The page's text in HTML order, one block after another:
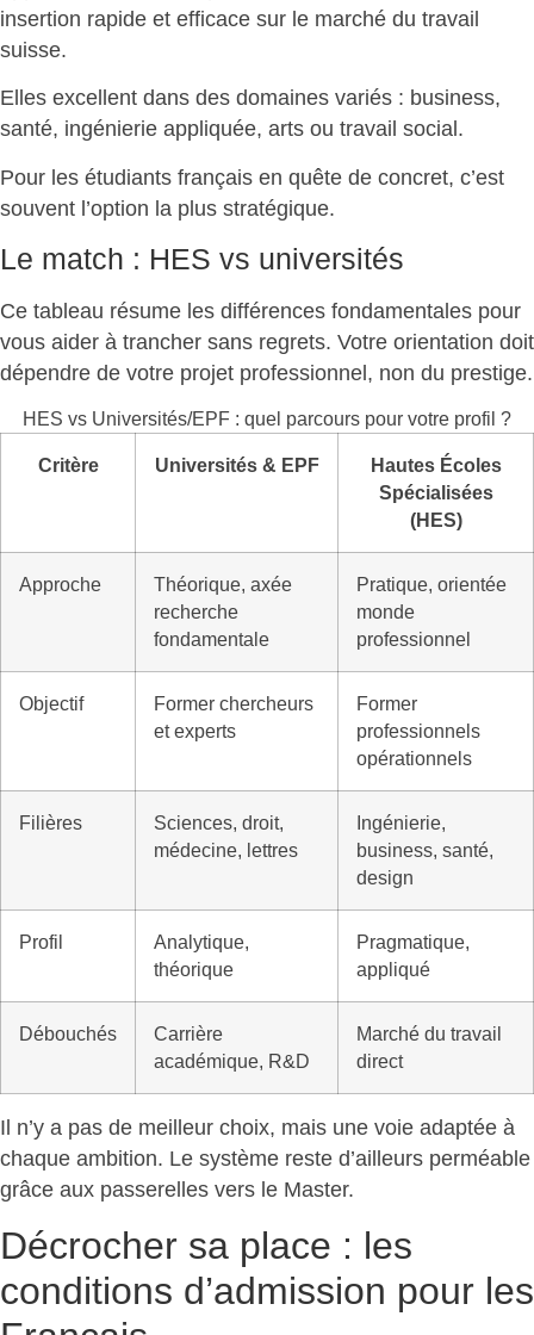
insertion rapide et efficace sur le marché du travail
suisse.
Elles excellent dans des domaines variés : business,
santé, ingénierie appliquée, arts ou travail social.
Pour les étudiants français en quête de concret, c’est
souvent l’option la plus stratégique.
Le match : HES vs universités
Ce tableau résume les différences fondamentales pour
vous aider à trancher sans regrets. Votre orientation doit
dépendre de votre projet professionnel, non du prestige.
HES vs Universités/EPF : quel parcours pour votre profil ?
Critère Universités & EPF
Hautes Écoles
Spécialisées
(HES)
Approche
Théorique, axée
recherche
fondamentale
Pratique, orientée
monde
professionnel
Objectif
Former chercheurs
et experts
Former
professionnels
opérationnels
Filières
Sciences, droit,
médecine, lettres
Ingénierie,
business, santé,
design
Profil
Analytique,
théorique
Pragmatique,
appliqué
Débouchés
Carrière
académique, R&D
Marché du travail
direct
Il n’y a pas de meilleur choix, mais une voie adaptée à
chaque ambition. Le système reste d’ailleurs perméable
grâce aux passerelles vers le Master.
Décrocher sa place : les
conditions d’admission pour les